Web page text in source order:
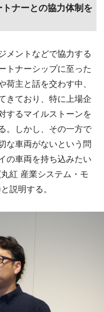
ナーとの協力体制を
メントなどで協力する
トナーシップに至った
荷主と話を交わす中、
きており、特に上場企
するマイルストーンを
。しかし、その一方で
な車両がないという問
の車両を持ち込みたい
紅 産業システム・モ
説明する。